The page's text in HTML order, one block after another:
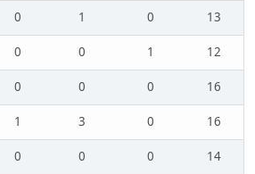
0 1 0
13
0 0 1
12
0 0 0
16
1 3 0
16
0 0 0
14